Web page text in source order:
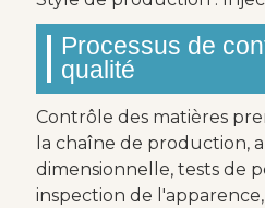
Processus de
qualité
Contrôle des matières
la chaîne de production,
dimensionnelle, tests de
inspection de